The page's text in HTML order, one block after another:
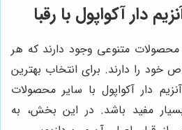
دار آکواپول با رقبا
محصولات متنوعی وجود دارند که هر
خود را دارند. برای انتخاب بهترین
دار آکواپول با سایر محصولات
بسیار مفید باشد. در این بخش، به